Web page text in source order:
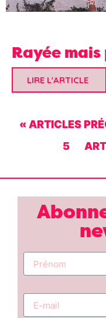
Rayée
LIRE L'ARTICLE
« ARTICLES
5